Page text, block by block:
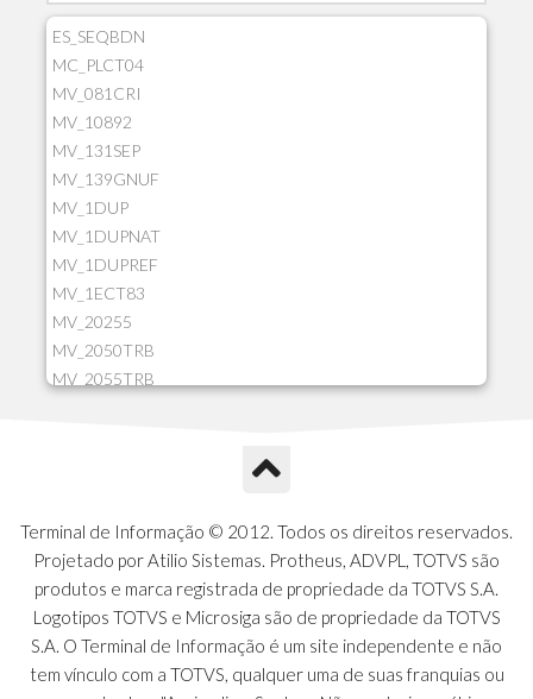
ES_SEQBDN
MC_PLCT04
MV_081CRI
MV_10892
MV_131SEP
MV_139GNUF
MV_1DUP
MV_1DUPNAT
MV_1DUPREF
MV_1ECT83
MV_20255
MV_2050TRB
MV_2055TRB
MV_2GNOINC
MV_320SLD
MV_325PMDA
MV_330ATCM
MV_340LOCK
MV_3DUPREF
MV_5CLIFOR
Terminal de Informação © 2012. Todos os direitos reservados.
Projetado por Atilio Sistemas. Protheus, ADVPL, TOTVS são
produtos e marca registrada de propriedade da TOTVS S.A.
Logotipos TOTVS e Microsiga são de propriedade da TOTVS
S.A. O Terminal de Informação é um site independente e não
tem vínculo com a TOTVS, qualquer uma de suas franquias ou